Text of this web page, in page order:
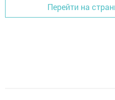
Перейти на